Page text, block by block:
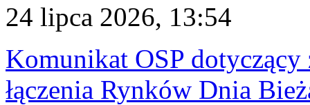
24 lipca 2026, 13:54
Komunikat OSP dotyczący
łączenia Rynków Dnia